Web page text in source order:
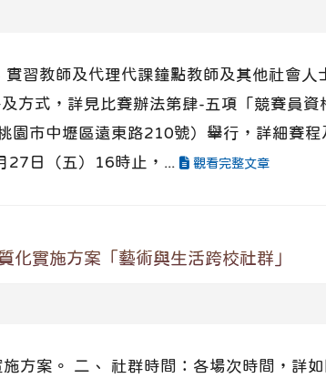
習教師及代理代課鐘點教師及其他社會人
方式，詳見比賽辦法第肆-五項「競賽員
市中壢區遠東路210號）舉行，詳細賽
日（五）16時止，...
觀看完整文章
實施方案「藝術與生活跨校社群」
方案。 二、 社群時間：各場次時間，詳